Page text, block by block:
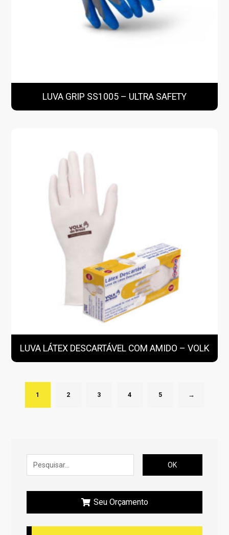
LUVA GRIP SS1005 – ULTRA SAFETY
LUVA LÁTEX DESCARTÁVEL COM AMIDO – VOLK
1 2 3 4 5 →
OK
Seu Orçamento